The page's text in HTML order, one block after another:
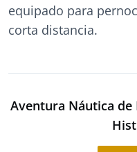
equipado para
corta distancia.
Aventura Náutica de